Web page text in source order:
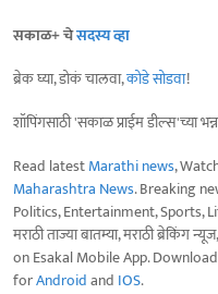
सकाळ+ चेसदस्य व्हा
ब्रेक घ्या, डोकं चालवा,कोडे सोडवा!
शॉपिंगसाठी 'सकाळ प्राईम डील्स'च्या
Read latestMarathi news,
Maharashtra News. Breaking
Politics, Entertainment, Sports,
मराठी ताज्या बातम्या, मराठी ब्रेकिंग
on Esakal Mobile App.
forAndroidand IOS.